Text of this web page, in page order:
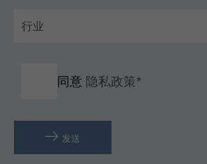
同意 隐私政策*
发送